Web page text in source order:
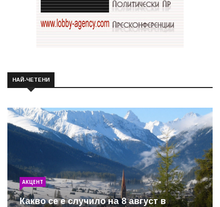
НАЙ-ЧЕТЕНИ
АКЦЕНТ
Какво се е случило на 8 август в